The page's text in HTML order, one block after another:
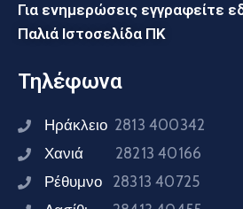
Για ενημερώσεις εγγραφείτε
Παλιά Ιστοσελίδα ΠΚ
Τηλέφωνα
Ηράκλειο 2813 400342
Χανιά 28213 40166
Ρέθυμνο 28313 40725